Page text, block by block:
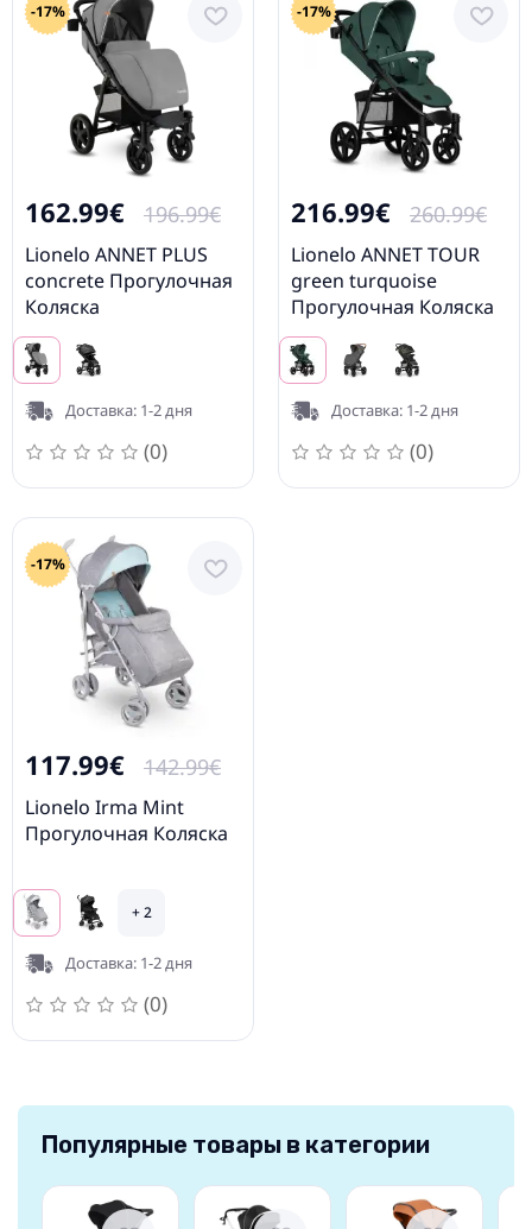
-17%
162.99€ 196.99€
Lionelo ANNET PLUS
concrete Прогулочная
Коляска
Доставка: 1-2 дня
(0)
-17%
216.99€ 260.99€
Lionelo ANNET TOUR
green turquoise
Прогулочная Коляска
Доставка: 1-2 дня
(0)
-17%
117.99€ 142.99€
Lionelo Irma Mint
Прогулочная Коляска
+ 2
Доставка: 1-2 дня
(0)
Популярные товары в категории